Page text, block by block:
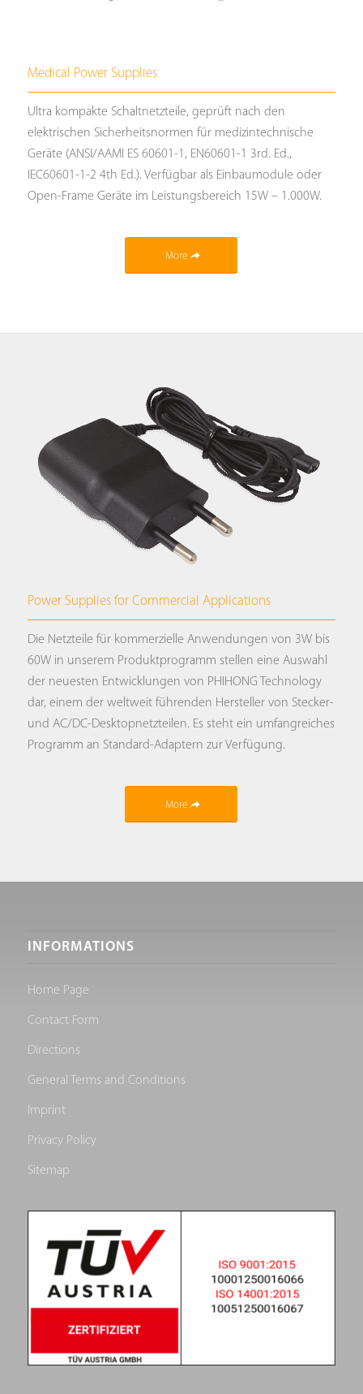
Medical Power Supplies
Ultra kompakte Schaltnetzteile, geprüft nach den
elektrischen Sicherheitsnormen für medizintechnische
Geräte (ANSI/AAMI ES 60601-1, EN60601-1 3rd. Ed.,
IEC60601-1-2 4th Ed.). Verfügbar als Einbaumodule oder
Open-Frame Geräte im Leistungsbereich 15W – 1.000W.
More
Power Supplies for Commercial Applications
Die Netzteile für kommerzielle Anwendungen von 3W bis
60W in unserem Produktprogramm stellen eine Auswahl
der neuesten Entwicklungen von PHIHONG Technology
dar, einem der weltweit führenden Hersteller von Stecker-
und AC/DC-Desktopnetzteilen. Es steht ein umfangreiches
Programm an Standard-Adaptern zur Verfügung.
More
INFORMATIONS
Home Page
Contact Form
Directions
General Terms and Conditions
Imprint
Privacy Policy
Sitemap